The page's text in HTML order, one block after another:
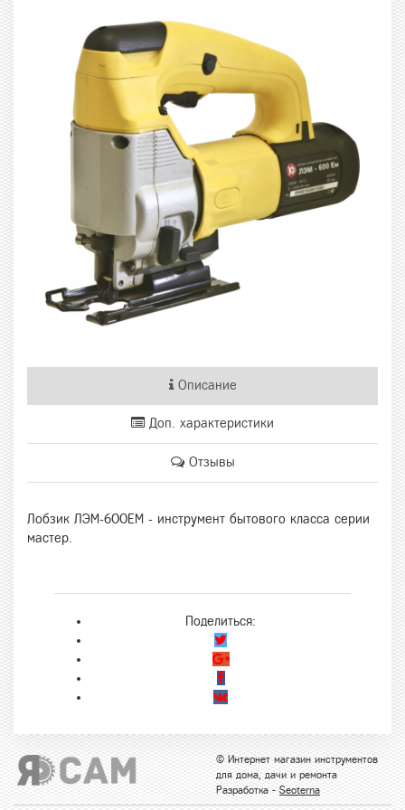
Описание
Доп. характеристики
Отзывы
Лобзик ЛЭМ-600ЕМ - инструмент бытового класса серии
мастер.
Поделиться:
© Интернет магазин инструментов
для дома, дачи и ремонта
Разработка - Seoterna